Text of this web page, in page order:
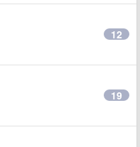
12
19